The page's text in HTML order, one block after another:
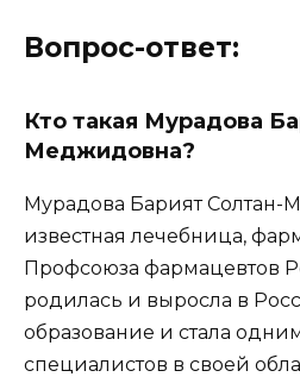
Вопрос-ответ:
Кто такая Мурадова
Меджидовна?
Мурадова Барият Солтан-
известная лечебница,
Профсоюза фармацевтов
родилась и выросла в
образование и стала
специалистов в своей